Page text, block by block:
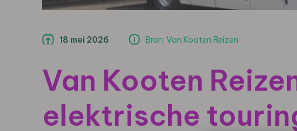
18 mei 2026 Bron: Van Kooten Reizen
Van Kooten
elektrische